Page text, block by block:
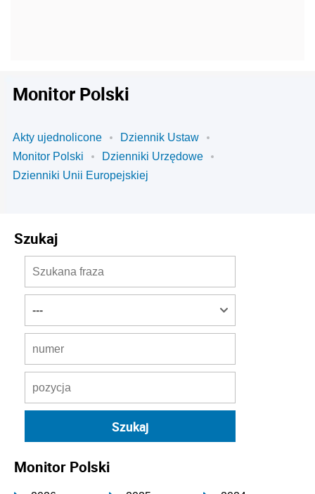
Monitor Polski
Akty ujednolicone
Dziennik Ustaw
Monitor Polski
Dzienniki Urzędowe
Dzienniki Unii Europejskiej
Szukaj
Monitor Polski